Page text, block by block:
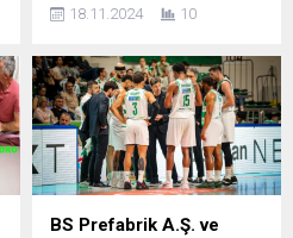
elde etti. Bu dereceler,...
Hentbol Takımı, milli ara
deplasmanda Mihalıççık
Belediyesi ile karşılaştı.
Nilüfer ekibi rakibini 33-27
mağlup etti. Nilüfer
Belediyespor Erkek Hentbol
Takımı, THF Erkekler Süper
Ligi’nin 10. haftasında
18.11.2024 10
BS Prefabrik A.Ş. ve